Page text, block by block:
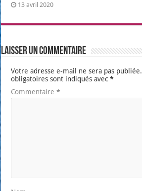
13 avril 2020
Laisser un commentaire
Votre adresse e-mail ne sera pas publiée.
obligatoires sont indiqués avec*
Commentaire*